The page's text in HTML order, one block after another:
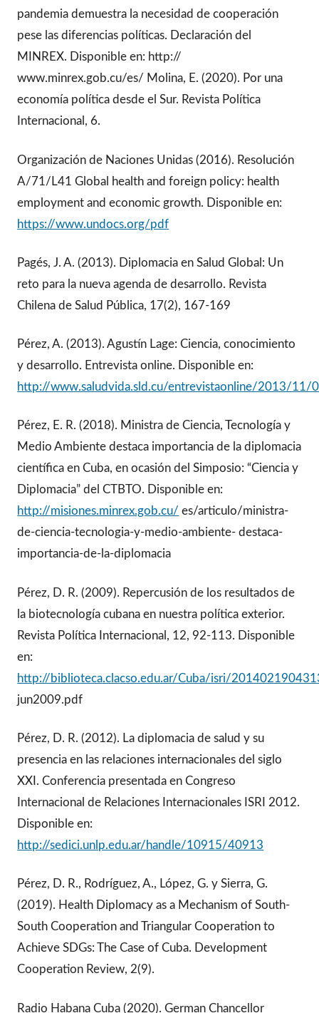
pandemia demuestra la necesidad de cooperación
pese las diferencias políticas. Declaración del
MINREX. Disponible en: http://
www.minrex.gob.cu/es/ Molina, E. (2020). Por una
economía política desde el Sur. Revista Política
Internacional, 6.
Organización de Naciones Unidas (2016). Resolución
A/71/L41 Global health and foreign policy: health
employment and economic growth. Disponible en:
https://www.undocs.org/pdf
Pagés, J. A. (2013). Diplomacia en Salud Global: Un
reto para la nueva agenda de desarrollo. Revista
Chilena de Salud Pública, 17(2), 167-169
Pérez, A. (2013). Agustín Lage: Ciencia, conocimiento
y desarrollo. Entrevista online. Disponible en:
http://www.saludvida.sld.cu/entrevistaonline/2013/11/
Pérez, E. R. (2018). Ministra de Ciencia, Tecnología y
Medio Ambiente destaca importancia de la diplomacia
científica en Cuba, en ocasión del Simposio: “Ciencia y
Diplomacia” del CTBTO. Disponible en:
http://misiones.minrex.gob.cu/ es/articulo/ministra-
de-ciencia-tecnologia-y-medio-ambiente- destaca-
importancia-de-la-diplomacia
Pérez, D. R. (2009). Repercusión de los resultados de
la biotecnología cubana en nuestra política exterior.
Revista Política Internacional, 12, 92-113. Disponible
en:
http://biblioteca.clacso.edu.ar/Cuba/isri/
jun2009.pdf
Pérez, D. R. (2012). La diplomacia de salud y su
presencia en las relaciones internacionales del siglo
XXI. Conferencia presentada en Congreso
Internacional de Relaciones Internacionales ISRI 2012.
Disponible en:
http://sedici.unlp.edu.ar/handle/10915/40913
Pérez, D. R., Rodríguez, A., López, G. y Sierra, G.
(2019). Health Diplomacy as a Mechanism of South-
South Cooperation and Triangular Cooperation to
Achieve SDGs: The Case of Cuba. Development
Cooperation Review, 2(9).
Radio Habana Cuba (2020). German Chancellor